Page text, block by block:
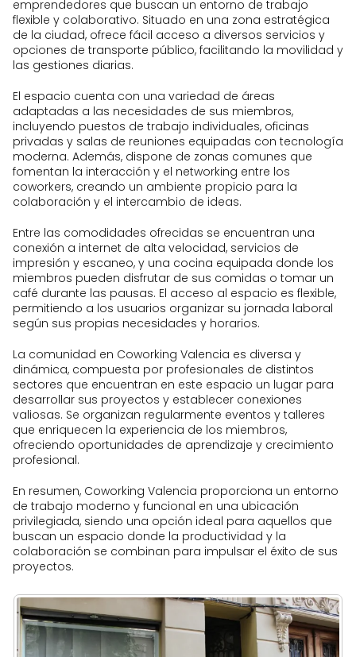
coworkers.
Cocina equipada para preparar y
disfrutar de tus comidas y bebidas.
Servicio de domiciliación comercial,
en el centro de la ciudad.
Eventos y actividades comunitarias,
promoviendo la colaboración y el
crecimiento profesional.
Ubicación estratégica en el corazón
de Valencia, con fácil acceso a
transporte público y servicios.
€/mes (2 días al mes)
Coworking jornada completa 36
€/mes (3 días al mes)
€/mes (4 días al mes)
Coworking jornada completa 96
€/mes (10 días al mes)
Coworking jornada completa 180
€/mes (20 días al mes)
Despacho puntual 20 €/hora
Despacho puntual 60 € media
Despacho puntual 80 € jornada
completa
Despacho media jornada 1
día/semana 100 €/mes
Despacho media jornada 2
días/semana 180 €/mes
Despacho media jornada 3
días/semana 240 €/mes
Despacho media jornada 4
días/semana 280 €/mes
Despacho media jornada 5
días/semana 300 €/mes
Despacho jornada completa 2
días/semana 320 €/mes
Despacho jornada completa 3
días/semana 420 €/mes
Despacho jornada completa 5
días/semana 500 €/mes
Sala de reuniones 10 €/hora
emprendedores que buscan un entorno de trabajo
flexible y colaborativo. Situado en una zona estratégica
de la ciudad, ofrece fácil acceso a diversos servicios y
opciones de transporte público, facilitando la movilidad y
las gestiones diarias.
El espacio cuenta con una variedad de áreas
adaptadas a las necesidades de sus miembros,
incluyendo puestos de trabajo individuales, oficinas
privadas y salas de reuniones equipadas con tecnología
moderna. Además, dispone de zonas comunes que
fomentan la interacción y el networking entre los
coworkers, creando un ambiente propicio para la
colaboración y el intercambio de ideas.
Entre las comodidades ofrecidas se encuentran una
conexión a internet de alta velocidad, servicios de
impresión y escaneo, y una cocina equipada donde los
miembros pueden disfrutar de sus comidas o tomar un
café durante las pausas. El acceso al espacio es flexible,
permitiendo a los usuarios organizar su jornada laboral
según sus propias necesidades y horarios.
La comunidad en Coworking Valencia es diversa y
dinámica, compuesta por profesionales de distintos
sectores que encuentran en este espacio un lugar para
desarrollar sus proyectos y establecer conexiones
valiosas. Se organizan regularmente eventos y talleres
que enriquecen la experiencia de los miembros,
ofreciendo oportunidades de aprendizaje y crecimiento
profesional.
En resumen, Coworking Valencia proporciona un entorno
de trabajo moderno y funcional en una ubicación
privilegiada, siendo una opción ideal para aquellos que
buscan un espacio donde la productividad y la
colaboración se combinan para impulsar el éxito de sus
proyectos.